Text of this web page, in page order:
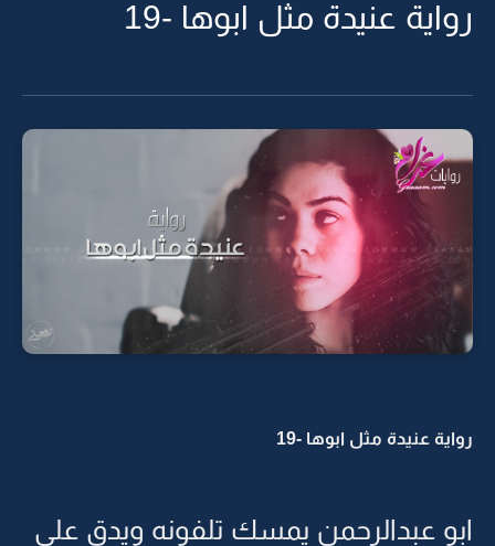
رواية عنيدة مثل ابوها -19
رواية عنيدة مثل ابوها -19
ابو عبدالرحمن يمسك تلفونه ويدق على